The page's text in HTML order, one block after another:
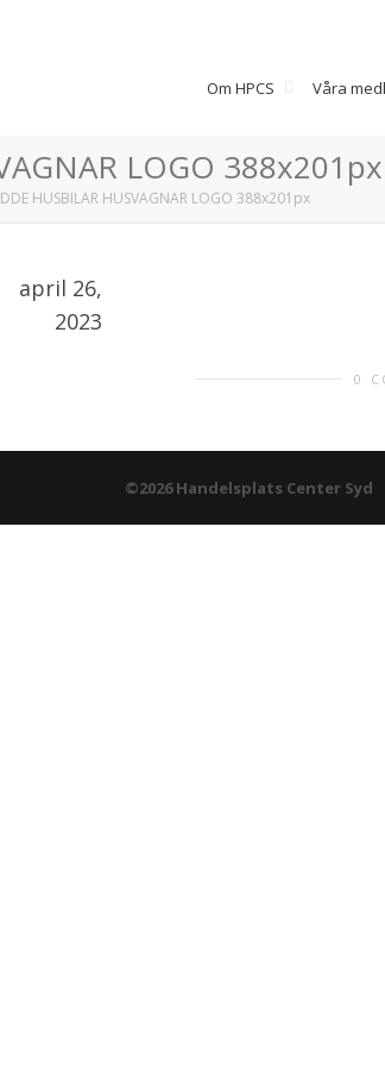
Om HPCS Våra
LOGO 388x201px
HUSBILAR HUSVAGNAR LOGO 388x201px
april 26,
2023
0
©2026 Handelsplats Center Syd